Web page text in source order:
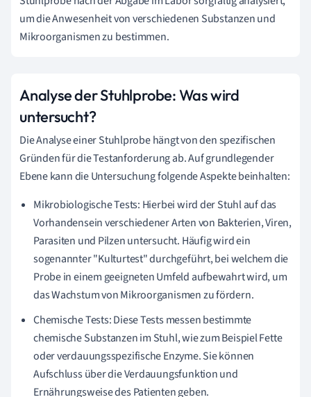
um die Anwesenheit von verschiedenen Substanzen und
Mikroorganismen zu bestimmen.
Analyse der Stuhlprobe: Was wird
untersucht?
Die Analyse einer Stuhlprobe hängt von den spezifischen
Gründen für die Testanforderung ab. Auf grundlegender
Ebene kann die Untersuchung folgende Aspekte beinhalten:
Mikrobiologische Tests: Hierbei wird der Stuhl auf das
Vorhandensein verschiedener Arten von Bakterien, Viren,
Parasiten und Pilzen untersucht. Häufig wird ein
sogenannter "Kulturtest" durchgeführt, bei welchem die
Probe in einem geeigneten Umfeld aufbewahrt wird, um
das Wachstum von Mikroorganismen zu fördern.
Chemische Tests: Diese Tests messen bestimmte
chemische Substanzen im Stuhl, wie zum Beispiel Fette
oder verdauungsspezifische Enzyme. Sie können
Aufschluss über die Verdauungsfunktion und
Ernährungsweise des Patienten geben.